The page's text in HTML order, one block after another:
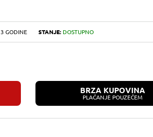
3 GODINE STANJE: DOSTUPNO
BRZA KUPOVINA
PLAĆANJE POUZEĆEM